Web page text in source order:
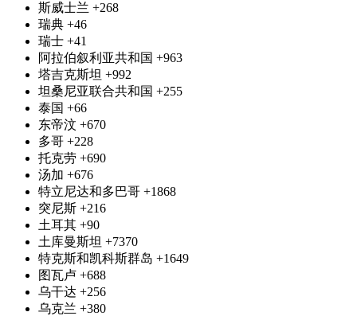
斯威士兰 +268
瑞典 +46
瑞士 +41
阿拉伯叙利亚共和国 +963
塔吉克斯坦 +992
坦桑尼亚联合共和国 +255
泰国 +66
东帝汶 +670
多哥 +228
托克劳 +690
汤加 +676
特立尼达和多巴哥 +1868
突尼斯 +216
土耳其 +90
土库曼斯坦 +7370
特克斯和凯科斯群岛 +1649
图瓦卢 +688
乌干达 +256
乌克兰 +380